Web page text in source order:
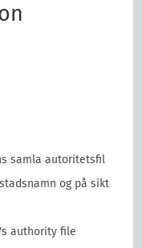
samla autoritetsfil
og på sikt
authority file